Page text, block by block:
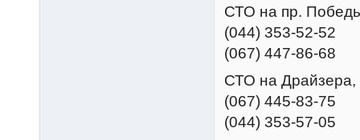
СТО на пр.
(044) 353-52-52
(067) 447-86-68
СТО на Драйзера,
(067) 445-83-75
(044) 353-57-05